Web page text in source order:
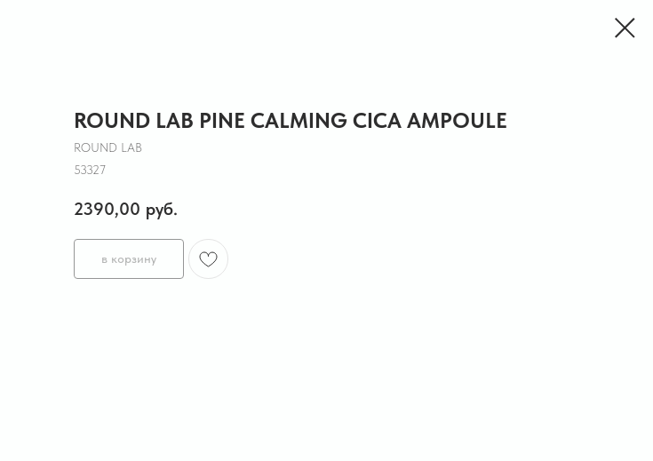
ROUND LAB PINE CALMING CICA AMPOULE
ROUND LAB
53327
2390,00 руб.
в корзину